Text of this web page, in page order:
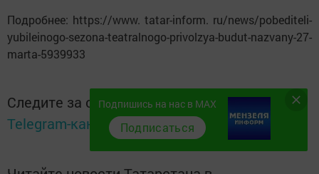
Подробнее: https://www. tatar-inform. ru/news/pobediteli-
yubileinogo-sezona-teatralnogo-privolzya-budut-nazvany-27-
marta-5939933
Следите за самым важным и интересным в
Telegram-канале Татмедиа
Подпишись на нас в MAX
Подписаться